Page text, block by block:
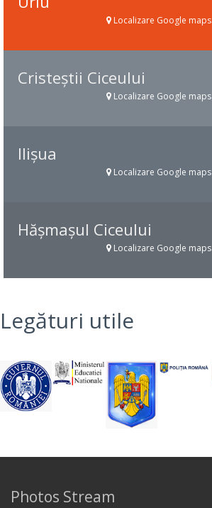
Localizare Google maps
Cristeștii Ciceului
Localizare Google maps
Ilișua
Localizare Google maps
Hășmașul Ciceului
Localizare Google maps
Legături utile
Photos Stream